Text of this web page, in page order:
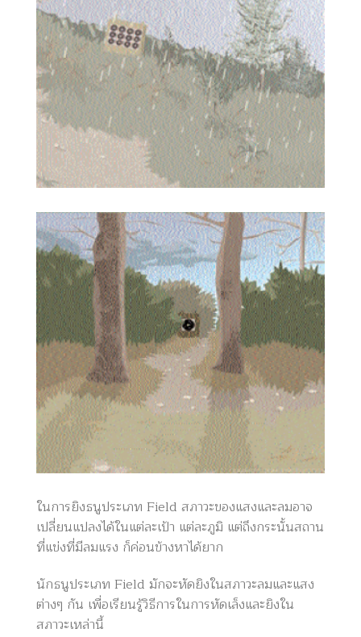
ในการยิงธนูประเภท Field สภาวะของแสงและลมอาจ
เปลี่ยนแปลงได้ในแต่ละเป้า แต่ละภูมิ แต่ถึงกระนั้นสถาน
ที่แข่งที่มีลมแรง ก็ค่อนข้างหาได้ยาก
นักธนูประเภท Field มักจะหัดยิงในสภาวะลมและแสง
ต่างๆ กัน เพื่อเรียนรู้วิธีการในการหัดเล็งและยิงใน
สภาวะเหล่านี้